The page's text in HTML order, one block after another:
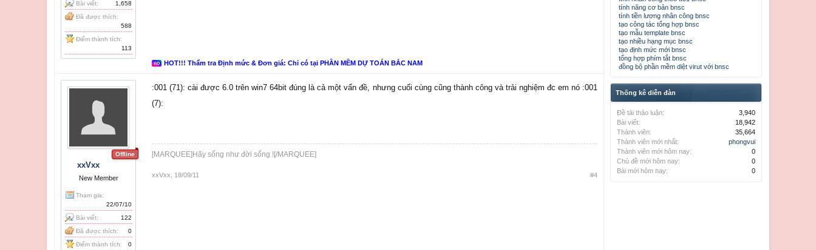
Bài viết:
1,658
Đã được thích:
588
Điểm thành tích:
113
HOT!!! Thẩm tra Định mức & Đơn giá: Chỉ có tại PHẦN MỀM DỰ TOÁN BẮC NAM
Offline
xxVxx
New Member
Tham gia:
22/07/10
Bài viết:
122
Đã được thích:
0
Điểm thành tích:
0
:001 (71): cài được 6.0 trên win7 64bit đúng là cả một vấn đề, nhưng cuối cùng cũng thành công và trải nghiệm đc em nó :001
(7):
[MARQUEE]Hãy sống như đời sống ![/MARQUEE]
xxVxx 18/09/11 #4
tính năng cơ bản bnsc
tính tiền lương nhân công bnsc
tạo công tác tổng hợp bnsc
tạo mẫu template bnsc
tạo nhiều hạng mục bnsc
tạo định mức mới bnsc
tổng hợp phím tắt bnsc
đồng bộ phần mềm diệt virut với bnsc
Thống kê diễn đàn
Đề tài thảo luận:
3,940
Bài viết:
18,942
Thành viên:
35,664
Thành viên mới nhất:
phongvui
Thành viên mới hôm nay:
0
Chủ đề mới hôm nay:
0
Bài mới hôm nay:
0